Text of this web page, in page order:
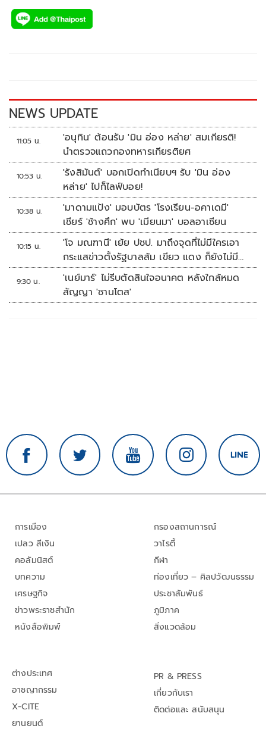
ac
e
k
wi
tt
o
p
k
NEWS UPDATE
11:05 น.
'อนุทิน' ต้อนรับ 'มิน อ่อง หล่าย' สมเกียรติ!
นำตรวจแถวกองทหารเกียรติยศ
10:53 น.
'รังสิมันต์' บอกเปิดทำเนียบฯ รับ 'มิน อ่อง
หล่าย' ไปก็ไลฟ์บอย!
10:38 น.
'มาดามแป้ง' มอบบัตร 'โรงเรียน-อคาเดมี'
เชียร์ 'ช้างศึก' พบ 'เมียนมา' บอลอาเซียน
10:15 น.
'โจ มณฑานี' เย้ย ปชป. มาถึงจุดที่ไม่มีใครเอา
กระแสข่าวตั้งรัฐบาลส้ม เขียว แดง ก็ยังไม่มีฟ้า
เลย
9:30 น.
'เนย์มาร์' ไม่รีบตัดสินใจอนาคต หลังใกล้หมด
สัญญา 'ซานโตส'
การเมือง
เปลว สีเงิน
คอลัมนิสต์
บทความ
เศรษฐกิจ
ข่าวพระราชสำนัก
หนังสือพิมพ์
กรองสถานการณ์
วาไรตี้
กีฬา
ท่องเที่ยว – ศิลปวัฒนธรรม
ประชาสัมพันธ์
ภูมิภาค
สิ่งแวดล้อม
ต่างประเทศ
อาชญากรรม
X-CITE
ยานยนต์
PR & PRESS
เกี่ยวกับเรา
ติดต่อและ สนับสนุน